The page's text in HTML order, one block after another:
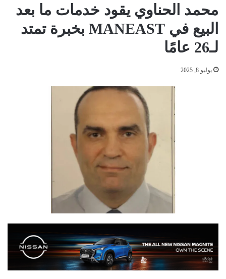
محمد الحناوي يقود خدمات ما بعد
البيع في MANEAST بخبرة تمتد
لـ26 عامًا
يوليو 8, 2025